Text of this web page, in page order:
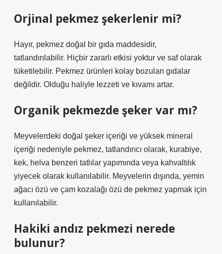
Orjinal pekmez şekerlenir mi?
Hayır, pekmez doğal bir gıda maddesidir,
tatlandırılabilir. Hiçbir zararlı etkisi yoktur ve saf olarak
tüketilebilir. Pekmez ürünleri kolay bozulan gıdalar
değildir. Olduğu haliyle lezzeti ve kıvamı artar.
Organik pekmezde şeker var mı?
Meyvelerdeki doğal şeker içeriği ve yüksek mineral
içeriği nedeniyle pekmez, tatlandırıcı olarak, kurabiye,
kek, helva benzeri tatlılar yapımında veya kahvaltılık
yiyecek olarak kullanılabilir. Meyvelerin dışında, yemin
ağacı özü ve çam kozalağı özü de pekmez yapmak için
kullanılabilir.
Hakiki andız pekmezi nerede
bulunur?